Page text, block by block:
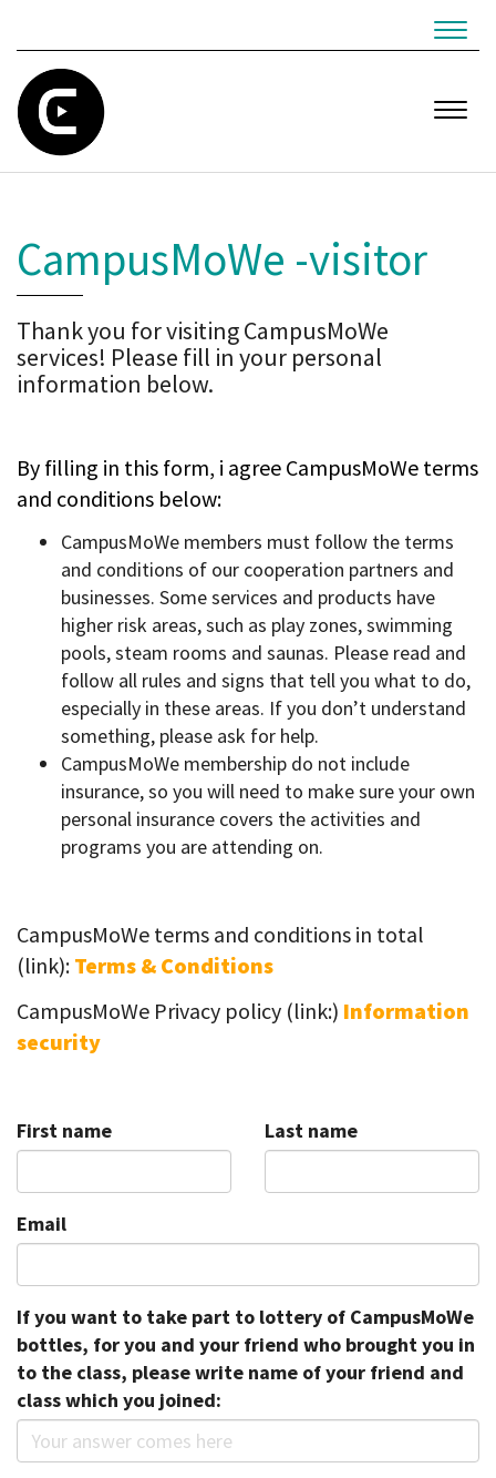
CampusMoWe -visitor
Thank you for visiting CampusMoWe
services! Please fill in your personal
information below.
By filling in this form, i agree CampusMoWe terms
and conditions below:
CampusMoWe members must follow the terms
and conditions of our cooperation partners and
businesses. Some services and products have
higher risk areas, such as play zones, swimming
pools, steam rooms and saunas. Please read and
follow all rules and signs that tell you what to do,
especially in these areas. If you don’t understand
something, please ask for help.
CampusMoWe membership do not include
insurance, so you will need to make sure your own
personal insurance covers the activities and
programs you are attending on.
CampusMoWe terms and conditions in total
(link): Terms & Conditions
CampusMoWe Privacy policy (link:) Information
security
First name Last name
Email
If you want to take part to lottery of CampusMoWe
bottles, for you and your friend who brought you in
to the class, please write name of your friend and
class which you joined: